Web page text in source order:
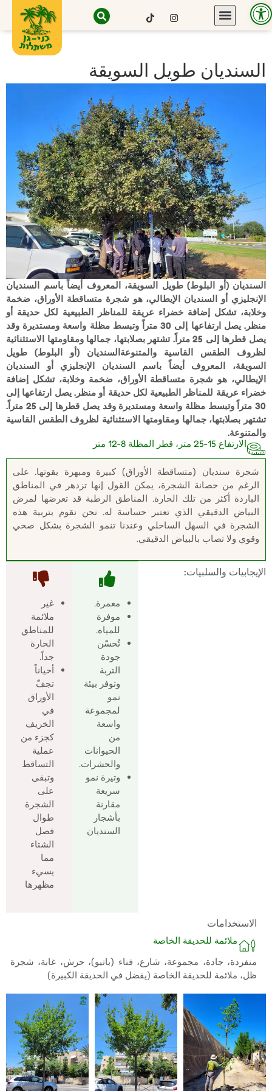
السنديان طويل السويقة
السنديان (أو البلوط) طويل السويقة، المعروف أيضاً باسم السنديان
الإنجليزي أو السنديان الإيطالي، هو شجرة متساقطة الأوراق، ضخمة
وخلابة، تشكل إضافة خضراء عريقة للمناظر الطبيعية لكل حديقة أو
منظر. يصل ارتفاعها إلى 30 متراً وتبسط مظلة واسعة ومستديرة وقد
يصل قطرها إلى 25 متراً. تشتهر بصلابتها، جمالها ومقاومتها الاستثنائية
لظروف الطقس القاسية والمتنوعةالسنديان (أو البلوط) طويل
السويقة، المعروف أيضاً باسم السنديان الإنجليزي أو السنديان
الإيطالي، هو شجرة متساقطة الأوراق، ضخمة وخلابة، تشكل إضافة
خضراء عريقة للمناظر الطبيعية لكل حديقة أو منظر. يصل ارتفاعها إلى
30 متراً وتبسط مظلة واسعة ومستديرة وقد يصل قطرها إلى 25 متراً.
تشتهر بصلابتها، جمالها ومقاومتها الاستثنائية لظروف الطقس القاسية
والمتنوعة.
الارتفاع 15-25 متر، قطر المظلة 8-12 متر
شجرة سنديان (متساقطة الأوراق) كبيرة ومبهرة بقوتها. على
الرغم من حصانة الشجرة، يمكن القول إنها تزدهر في المناطق
الباردة أكثر من تلك الحارة. المناطق الرطبة قد تعرضها لمرض
البياض الدقيقي الذي تعتبر حساسة له. نحن نقوم بتربية هذه
الشجرة في السهل الساحلي وعندنا تنمو الشجرة بشكل صحي
وقوي ولا تصاب بالبياض الدقيقي.
الإيجابيات والسلبيات:
معمرة.
موفرة
للمياه.
تُحسّن
جودة
التربة
وتوفر بيئة
نمو
لمجموعة
واسعة
من
الحيوانات
والحشرات.
وتيرة نمو
سريعة
مقارنة
بأشجار
السنديان
غير
ملائمة
للمناطق
الحارة
جداً.
أحياناً
تجفّ
الأوراق
في
الخريف
كجزء من
عملية
التساقط
وتبقى
على
الشجرة
طوال
فصل
الشتاء
مما
يسيء
مظهرها
الاستخدامات
ملائمة للحديقة الخاصة
منفردة، جادة، مجموعة، شارع، فناء (باتيو)، حرش، غابة، شجرة
ظل، ملائمة للحديقة الخاصة (يفضل في الحديقة الكبيرة)